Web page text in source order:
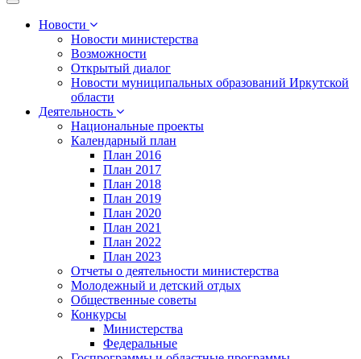
Toggle
navigationНовости
Новости министерства
Возможности
Открытый диалог
Новости муниципальных образований Иркутской
области
Деятельность
Национальные проекты
Календарный план
План 2016
План 2017
План 2018
План 2019
План 2020
План 2021
План 2022
План 2023
Отчеты о деятельности министерства
Молодежный и детский отдых
Общественные советы
Конкурсы
Министерства
Федеральные